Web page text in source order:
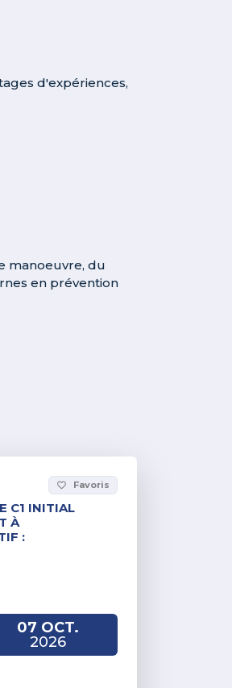
d'expériences,
manoeuvre, du
en prévention
favorite_border Favoris
C1 INITIAL
À
:
07 OCT.
2026